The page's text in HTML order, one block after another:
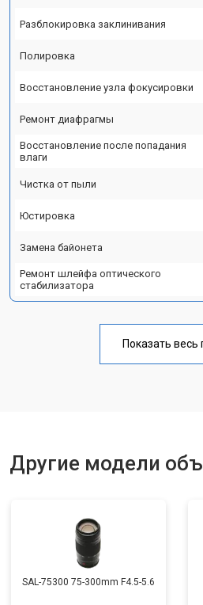
Разблокировка заклинивания
Полировка
Восстановление узла фокусировки
Ремонт диафрагмы
Восстановление после попадания
влаги
Чистка от пыли
Юстировка
Замена байонета
Ремонт шлейфа оптического
стабилизатора
Показать весь
Другие модели
SAL-75300 75-300mm F4.5-5.6